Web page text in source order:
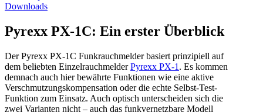
Downloads
Pyrexx PX-1C: Ein erster Überblick
Der Pyrexx PX-1C Funkrauchmelder basiert prinzipiell auf
dem beliebten EinzelrauchmelderPyrexx PX-1 . Es kommen
demnach auch hier bewährte Funktionen wie eine aktive
Verschmutzungskompensation oder die echte Selbst-Test-
Funktion zum Einsatz. Auch optisch unterscheiden sich die
zwei Varianten nicht – auch das funkvernetzbare Modell